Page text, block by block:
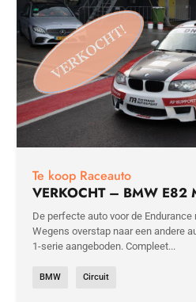
Te koop Raceauto
VERKOCHT – BMW E82
De perfecte auto voor de Endurance
Wegens overstap naar een andere
1-serie aangeboden. Compleet...
BMW Circuit